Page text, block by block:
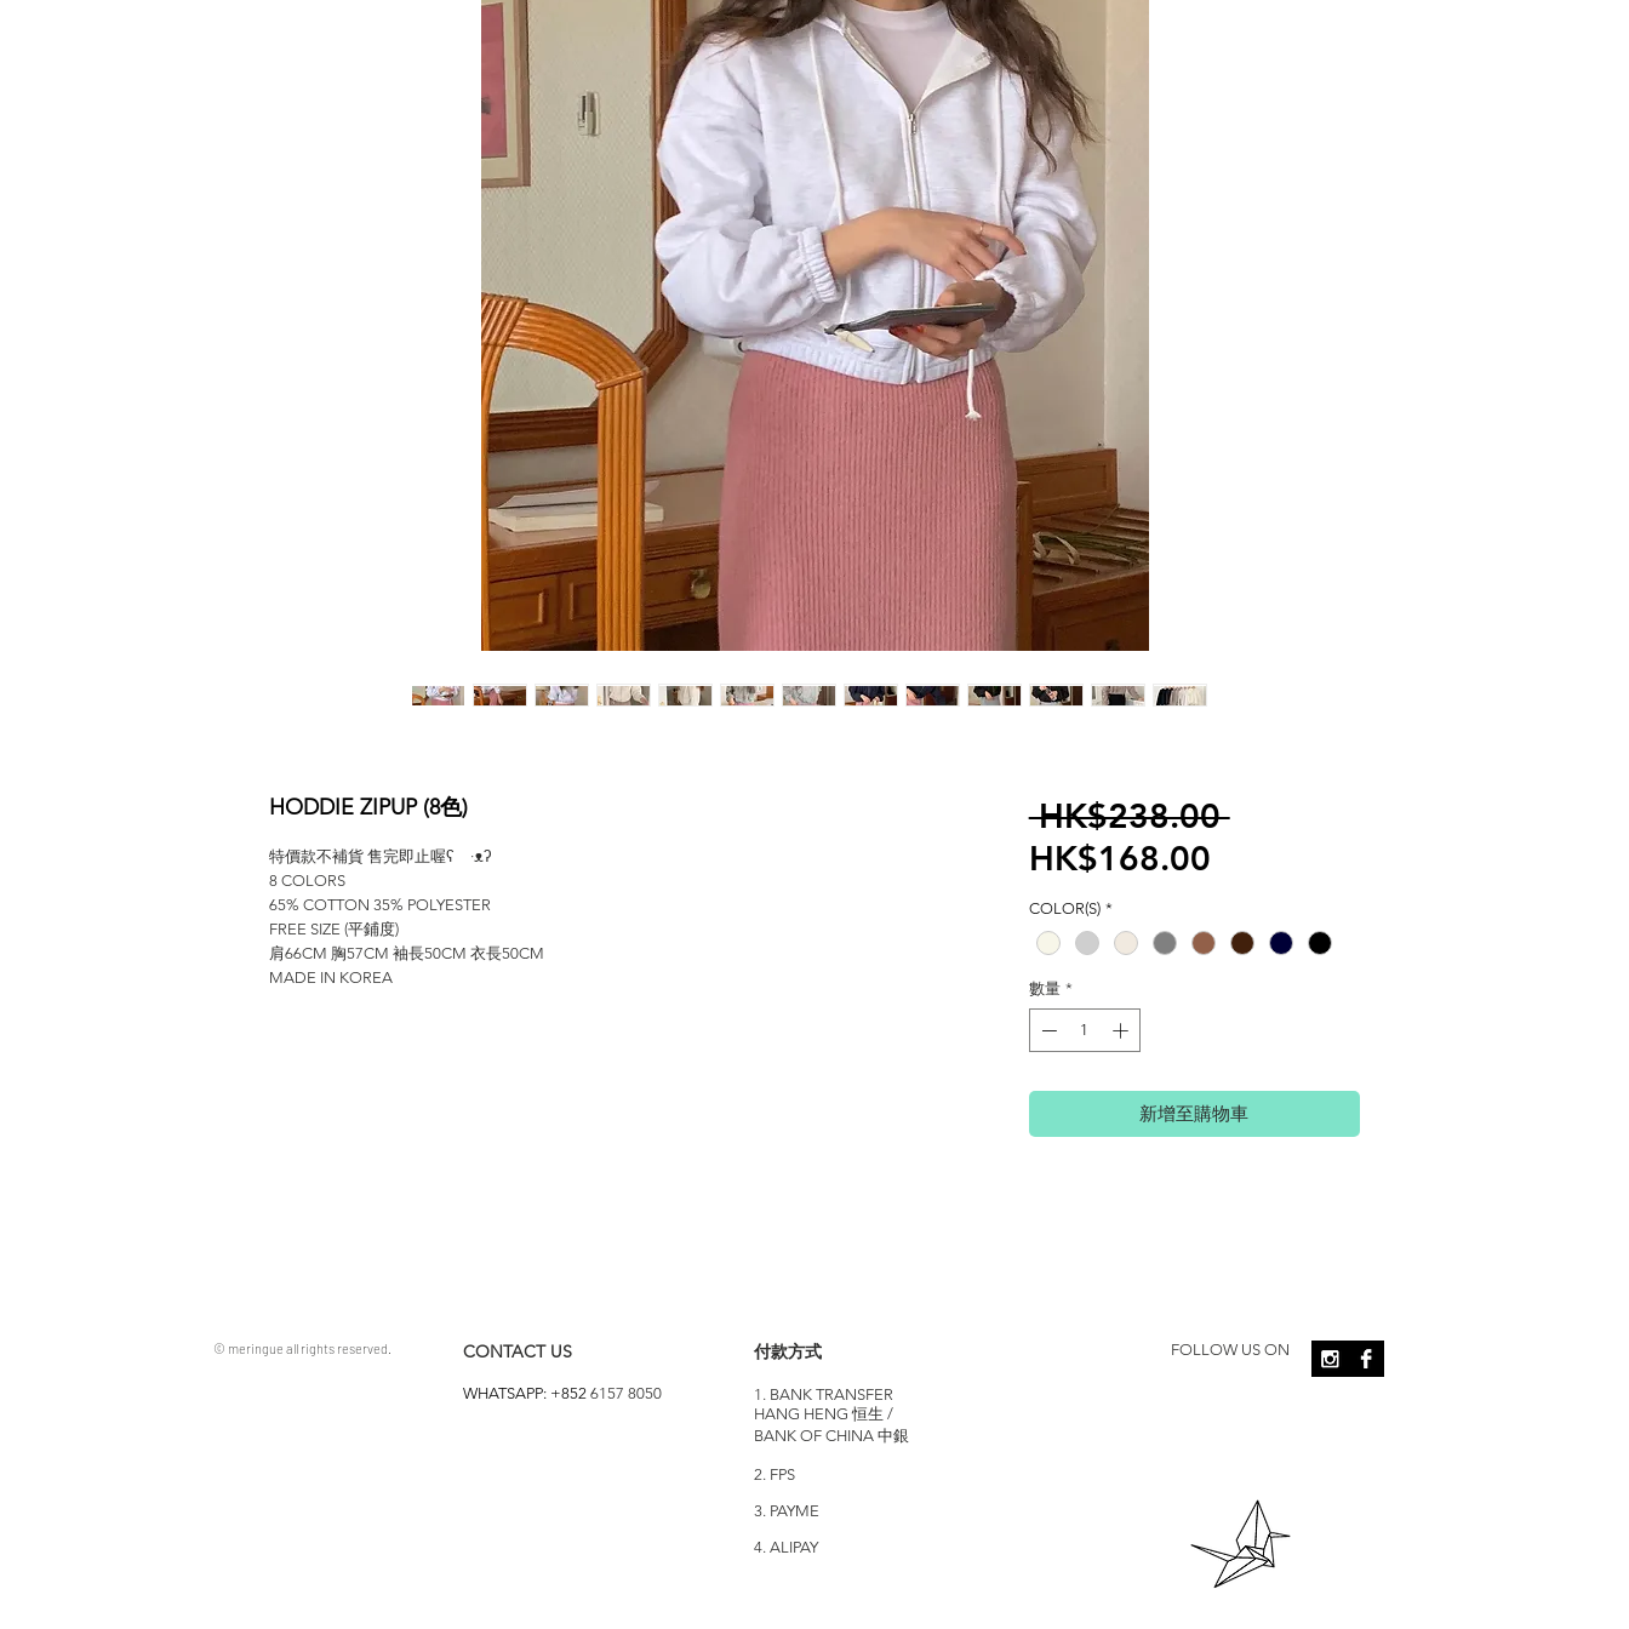
HODDIE ZIPUP (8色)
特價款不補貨 售完即止喔ʕ ·ᴥʔ
8 COLORS
65% COTTON 35% POLYESTER
FREE SIZE (平鋪度)
肩66CM 胸57CM 袖長50CM 衣長50CM
MADE IN KOREA
HK$238.00 一
格
HK$168.00促
價
COLOR(S) *
數量 *
新增至購物車
© meringue all rights reserved. CONTACT US
WHATSAPP: +852 6157 8050
付款方式
1. BANK TRANSFER
HANG HENG 恒生 /
BANK OF CHINA 中銀
2. FPS
3. PAYME
4. ALIPAY
FOLLOW US ON